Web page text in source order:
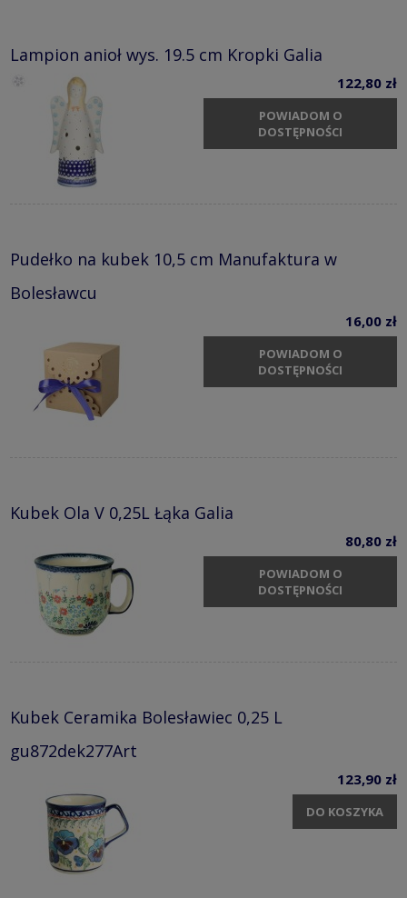
Lampion anioł wys. 19.5 cm Kropki Galia
122,80 zł
POWIADOM O
DOSTĘPNOŚCI
Pudełko na kubek 10,5 cm Manufaktura w
Bolesławcu
16,00 zł
POWIADOM O
DOSTĘPNOŚCI
Kubek Ola V 0,25L Łąka Galia
80,80 zł
POWIADOM O
DOSTĘPNOŚCI
Kubek Ceramika Bolesławiec 0,25 L
gu872dek277Art
123,90 zł
DO KOSZYKA